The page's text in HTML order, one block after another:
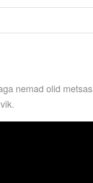
nemad olid metsas